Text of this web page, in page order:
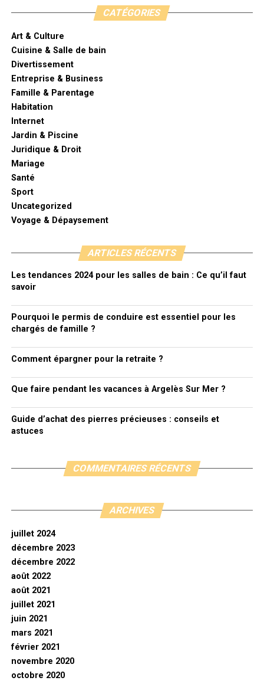
CATÉGORIES
Art & Culture
Cuisine & Salle de bain
Divertissement
Entreprise & Business
Famille & Parentage
Habitation
Internet
Jardin & Piscine
Juridique & Droit
Mariage
Santé
Sport
Uncategorized
Voyage & Dépaysement
ARTICLES RÉCENTS
Les tendances 2024 pour les salles de bain : Ce qu’il faut
savoir
Pourquoi le permis de conduire est essentiel pour les
chargés de famille ?
Comment épargner pour la retraite ?
Que faire pendant les vacances à Argelès Sur Mer ?
Guide d’achat des pierres précieuses : conseils et
astuces
COMMENTAIRES RÉCENTS
ARCHIVES
juillet 2024
décembre 2023
décembre 2022
août 2022
août 2021
juillet 2021
juin 2021
mars 2021
février 2021
novembre 2020
octobre 2020